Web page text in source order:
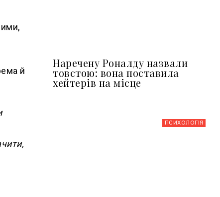
й
Наречену Роналду назвали
товстою: вона поставила
хейтерів на місце
ПСИХОЛОГІЯ